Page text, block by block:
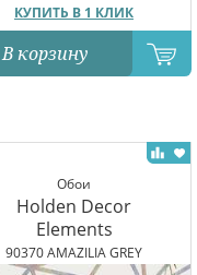
КУПИТЬ В 1 КЛИК
В корзину
Обои
Holden Decor
Elements
90370 AMAZILIA GREY